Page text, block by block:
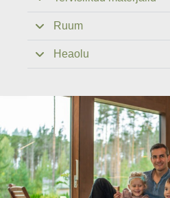
Ruum
Heaolu